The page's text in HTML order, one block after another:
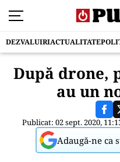
DEZVALUIRIACTUALITATE
După drone,
au un
Publicat: 02 sept. 2020,
Adaugă-ne ca